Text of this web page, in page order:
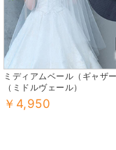
ミディアムベール（ギャザー
（ミドルヴェール）
￥4,950